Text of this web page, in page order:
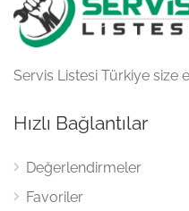
Servis Listesi Türkiye size
Hızlı Bağlantılar
Değerlendirmeler
Favoriler